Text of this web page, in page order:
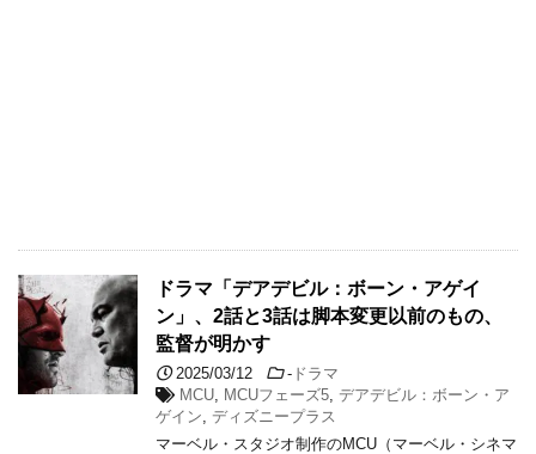
ドラマ「デアデビル：ボーン・アゲイ
ン」、2話と3話は脚本変更以前のもの、
監督が明かす
2025/03/12 - ドラマ
MCU
MCUフェーズ5 ,デアデビル：ボーン・ア
ゲイン
ディズニープラス
マーベル・スタジオ制作のMCU（マーベル・シネマ